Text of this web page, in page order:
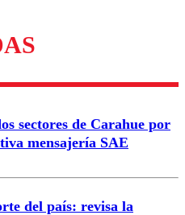
para garantizar un
sectores de Carahue por
mensajería SAE
del país: revisa la